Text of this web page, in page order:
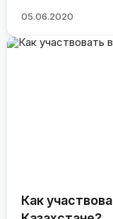
05.06.2020
Как